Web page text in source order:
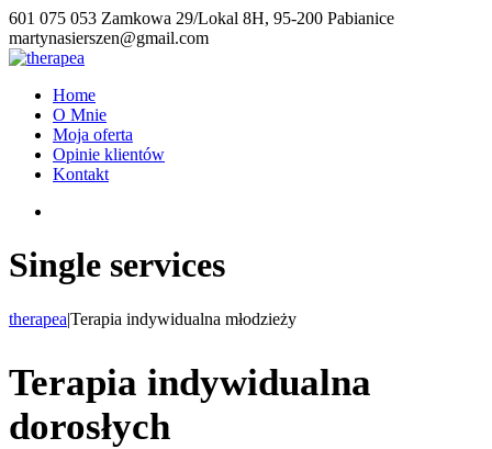
601 075 053 Zamkowa 29/Lokal 8H, 95-200 Pabianice
martynasierszen@gmail.com
Home
O Mnie
Moja oferta
Opinie klientów
Kontakt
Single services
therapea|Terapia indywidualna młodzieży
Terapia indywidualna
dorosłych